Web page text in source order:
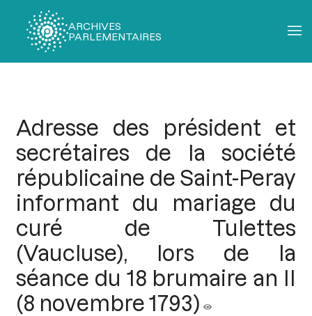
ARCHIVES
PARLEMENTAIRES
Adresse des président et
secrétaires de la société
républicaine de Saint-Peray
informant du mariage du
curé de Tulettes
(Vaucluse), lors de la
séance du 18 brumaire an II
(8 novembre 1793)